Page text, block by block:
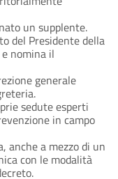
un supplente.
del Presidente della
nomina il
generale
sedute esperti
in campo
anche a mezzo di un
con le modalità